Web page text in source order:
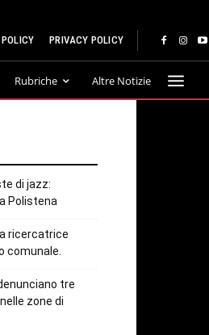
PRIVACY POLICY
Rubriche Altre Notizie
di jazz:
Polistena
ricercatrice
comunale.
tre
zone di